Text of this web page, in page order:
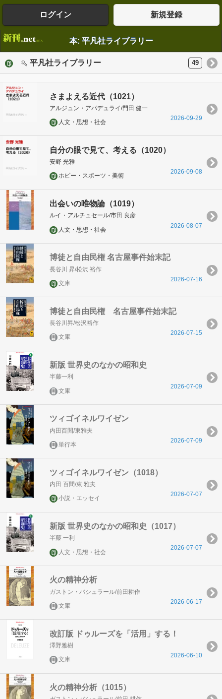
ログイン 新規登録
本: 平凡社ライブラリー
平凡社ライブラリー 49
さまよえる近代（1021）
アルジュン・アパデュライ/門田 健一
人文・思想・社会
2026-09-29
自分の眼で見て、考える（1020）
安野 光雅
ホビー・スポーツ・美術
2026-09-08
出会いの唯物論（1019）
ルイ・アルチュセール/市田 良彦
人文・思想・社会
2026-08-07
博徒と自由民権 名古屋事件始末記
長谷川 昇/松沢 裕作
文庫
2026-07-16
博徒と自由民権 名古屋事件始末記
長谷川昇/松沢裕作
文庫
2026-07-15
新版 世界史のなかの昭和史
半藤一利
文庫
2026-07-09
ツィゴイネルワイゼン
内田百閒/東雅夫
単行本
2026-07-09
ツィゴイネルワイゼン（1018）
内田 百間/東 雅夫
小説・エッセイ
2026-07-07
新版 世界史のなかの昭和史（1017）
半藤 一利
人文・思想・社会
2026-07-07
火の精神分析
ガストン・バシュラール/前田耕作
文庫
2026-06-17
改訂版 ドゥルーズを「活用」する！
澤野雅樹
文庫
2026-06-10
火の精神分析（1015）